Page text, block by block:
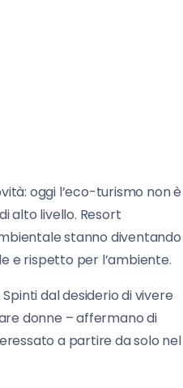
oggi l’eco-turismo non è
alto livello. Resort
stanno diventando
e rispetto per l’ambiente.
dal desiderio di vivere
donne – affermano di
a partire da solo nel